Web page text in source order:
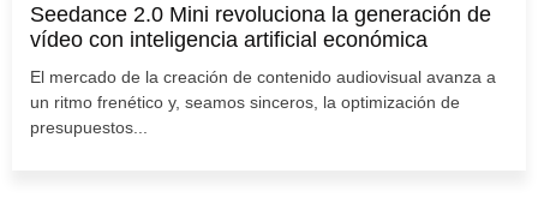
Seedance 2.0 Mini revoluciona la generación de
vídeo con inteligencia artificial económica
El mercado de la creación de contenido audiovisual avanza a
un ritmo frenético y, seamos sinceros, la optimización de
presupuestos...